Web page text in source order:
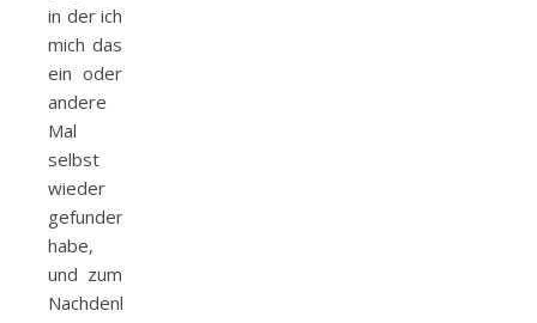
in der ich
mich das
ein oder
andere
Mal
selbst
wieder
gefunden
habe,
und zum
Nachdenken